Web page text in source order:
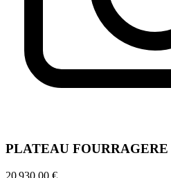
PLATEAU
20 930,00 €